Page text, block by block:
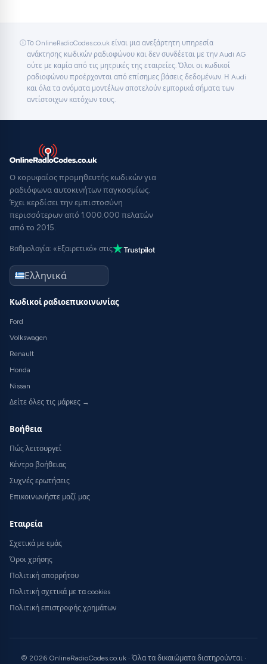
Το OnlineRadioCodes.co.uk είναι μια ανεξάρτητη υπηρεσία
ανάκτησης κωδικών ραδιοφώνου και δεν συνδέεται με την Audi AG
ούτε με καμία από τις μητρικές της εταιρείες. Όλοι οι κωδικοί
ραδιοφώνου προέρχονται από επίσημες βάσεις δεδομένων. Η Audi
και όλα τα ονόματα μοντέλων αποτελούν εμπορικά σήματα των
αντίστοιχων κατόχων τους.
Ο κορυφαίος προμηθευτής κωδικών για
ραδιόφωνα αυτοκινήτων παγκοσμίως.
Έχει κερδίσει την εμπιστοσύνη
περισσότερων από 1.000.000 πελατών
από το 2015.
Βαθμολογία: «Εξαιρετικό» στις
Κωδικοί ραδιοεπικοινωνίας
Ford
Volkswagen
Renault
Honda
Nissan
Δείτε όλες τις μάρκες →
Βοήθεια
Πώς λειτουργεί
Κέντρο βοήθειας
Συχνές ερωτήσεις
Επικοινωνήστε μαζί μας
Εταιρεία
Σχετικά με εμάς
Όροι χρήσης
Πολιτική απορρήτου
Πολιτική σχετικά με τα cookies
Πολιτική επιστροφής χρημάτων
© 2026 OnlineRadioCodes.co.uk · Όλα τα δικαιώματα διατηρούνται ·